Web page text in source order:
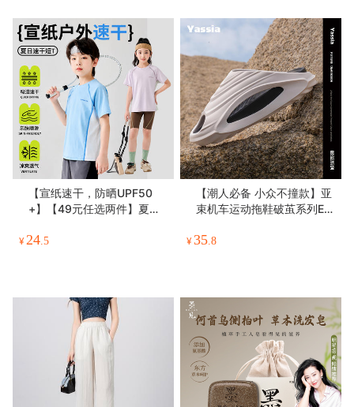
【宣纸速干，防晒UPF50
+】【49元任选两件】夏季
童防晒吸湿排汗运动短袖
¥ 24 .5
【潮人必备 小众不撞款】亚
束机车运动拖鞋破茧系列EV
轻巧透气防滑耐磨
¥35 .8